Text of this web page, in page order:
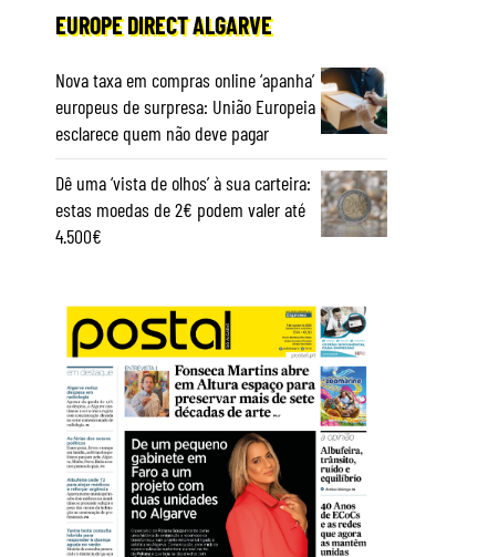
EUROPE DIRECT ALGARVE
Nova taxa em compras online ‘apanha’
europeus de surpresa: União Europeia
esclarece quem não deve pagar
Dê uma ‘vista de olhos’ à sua carteira:
estas moedas de 2€ podem valer até
4.500€